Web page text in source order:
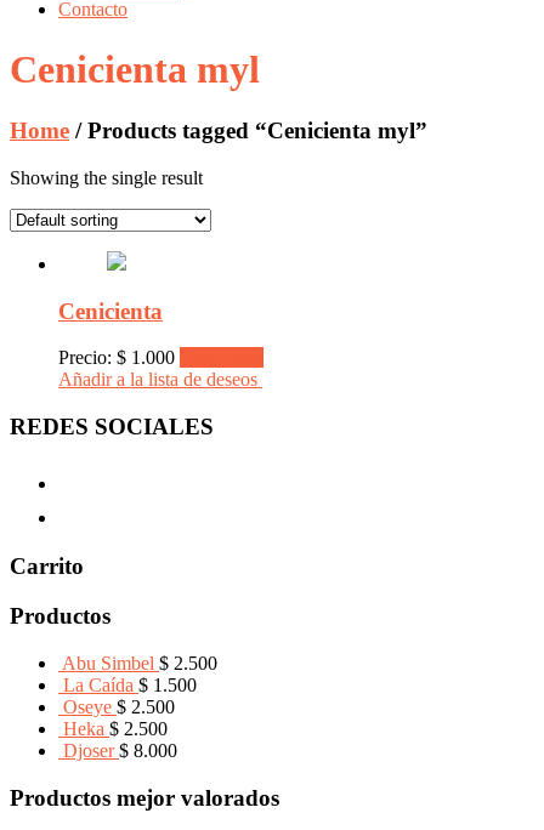
Contacto
Cenicienta myl
Home / Products tagged “Cenicienta myl”
Showing the single result
Cenicienta
Precio: $ 1.000
Añadir a la lista de deseos
REDES SOCIALES
Carrito
Productos
Abu Simbel $ 2.500
La Caída $ 1.500
Oseye $ 2.500
Heka $ 2.500
Djoser $ 8.000
Productos mejor valorados